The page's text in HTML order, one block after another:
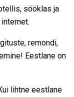
sööklas ja
remondi,
Eestlane on
lihtne eestlane